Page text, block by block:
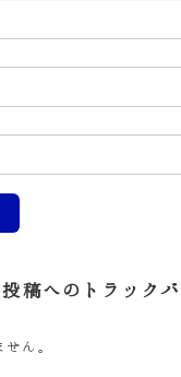
投稿へのトラックバ
ん。